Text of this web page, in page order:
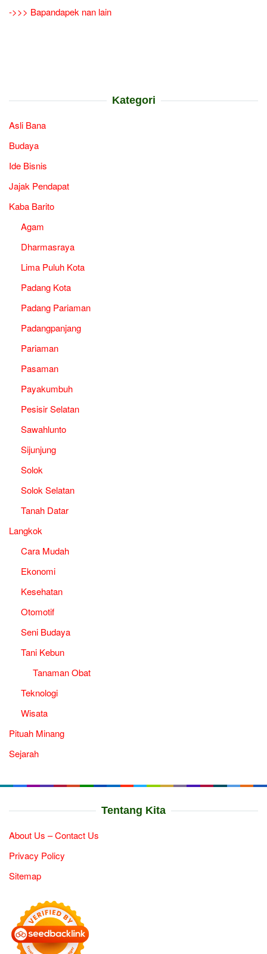
->>> Bapandapek nan lain
Kategori
Asli Bana
Budaya
Ide Bisnis
Jajak Pendapat
Kaba Barito
Agam
Dharmasraya
Lima Puluh Kota
Padang Kota
Padang Pariaman
Padangpanjang
Pariaman
Pasaman
Payakumbuh
Pesisir Selatan
Sawahlunto
Sijunjung
Solok
Solok Selatan
Tanah Datar
Langkok
Cara Mudah
Ekonomi
Kesehatan
Otomotif
Seni Budaya
Tani Kebun
Tanaman Obat
Teknologi
Wisata
Pituah Minang
Sejarah
Tentang Kita
About Us – Contact Us
Privacy Policy
Sitemap